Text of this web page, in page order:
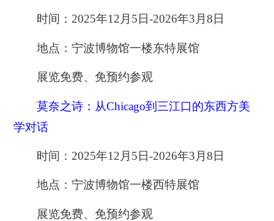
时间：2025年12月5日-2026年3月8日
地点：宁波博物馆一楼东特展馆
展览免费、免预约参观
莫奈之诗：从Chicago到三江口的东西方美
学对话
时间：2025年12月5日-2026年3月8日
地点：宁波博物馆一楼西特展馆
展览免费、免预约参观